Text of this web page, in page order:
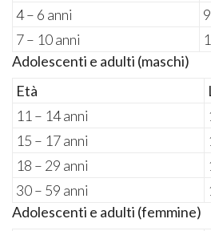
4 – 6 anni
7 – 10 anni
Adolescenti e adulti (maschi)
Età
11 – 14 anni
15 – 17 anni
18 – 29 anni
30 – 59 anni
Adolescenti e adulti (femmine)